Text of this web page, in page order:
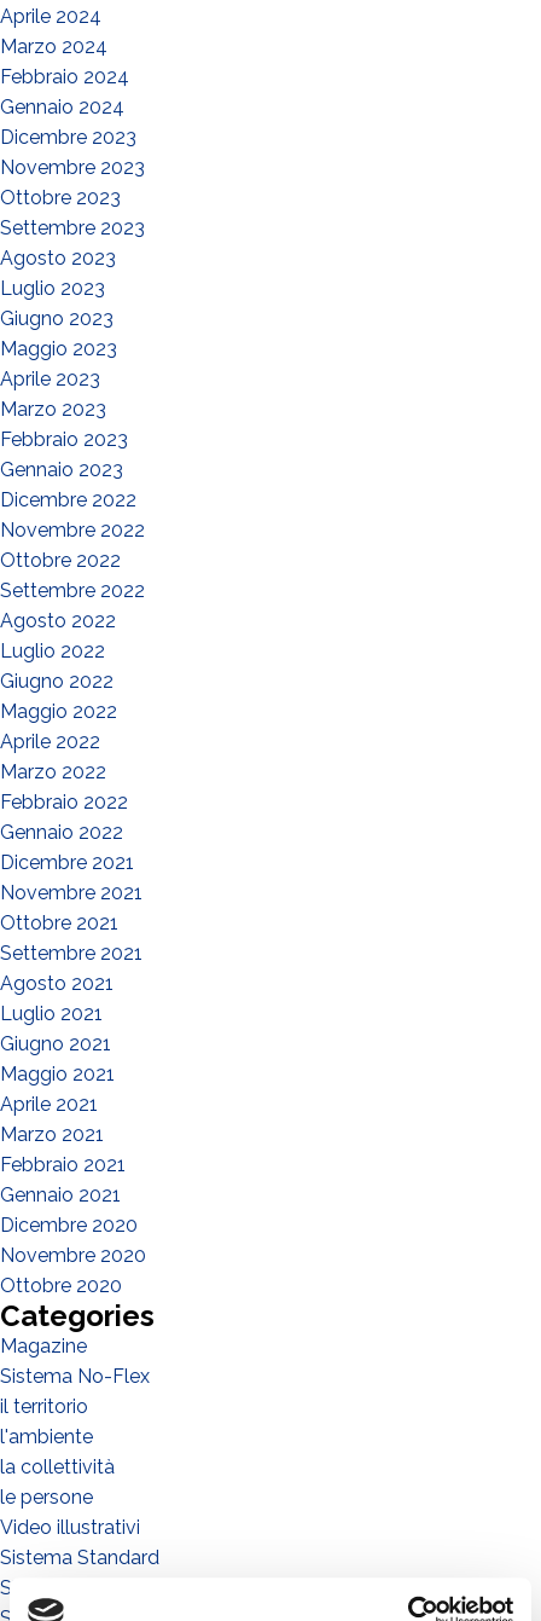
Aprile 2024
Marzo 2024
Febbraio 2024
Gennaio 2024
Dicembre 2023
Novembre 2023
Ottobre 2023
Settembre 2023
Agosto 2023
Luglio 2023
Giugno 2023
Maggio 2023
Aprile 2023
Marzo 2023
Febbraio 2023
Gennaio 2023
Dicembre 2022
Novembre 2022
Ottobre 2022
Settembre 2022
Agosto 2022
Luglio 2022
Giugno 2022
Maggio 2022
Aprile 2022
Marzo 2022
Febbraio 2022
Gennaio 2022
Dicembre 2021
Novembre 2021
Ottobre 2021
Settembre 2021
Agosto 2021
Luglio 2021
Giugno 2021
Maggio 2021
Aprile 2021
Marzo 2021
Febbraio 2021
Gennaio 2021
Dicembre 2020
Novembre 2020
Ottobre 2020
Categories
Magazine
Sistema No-Flex
il territorio
l'ambiente
la collettività
le persone
Video illustrativi
Sistema Standard
Sistema Connect